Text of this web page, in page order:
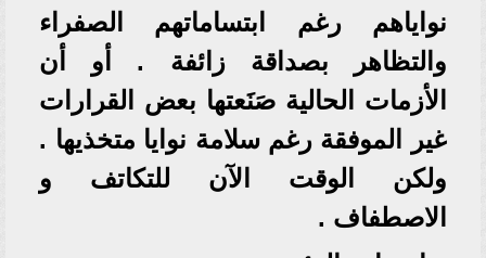
نواياهم رغم ابتساماتهم الصفراء
والتظاهر بصداقة زائفة . أو أن
الأزمات الحالية صَنَعتها بعض القرارات
غير الموفقة رغم سلامة نوايا متخذيها .
ولكن الوقت الآن للتكاتف و
الاصطفاف .